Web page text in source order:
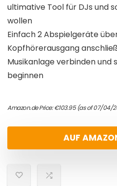
ultimative Tool für DJs und
wollen
Einfach 2 Abspielgeräte
Kopfhörerausgang
Musikanlage verbinden und
beginnen
Amazon.de Price:€103.95(as of 07/04/
AUF